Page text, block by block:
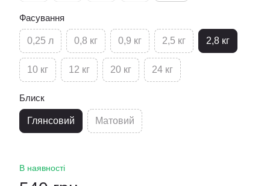
Фасування
0,25 л 0,8 кг 0,9 кг 2,5 кг 2,8 кг
10 кг 12 кг 20 кг 24 кг
Блиск
Глянсовий Матовий
В наявності